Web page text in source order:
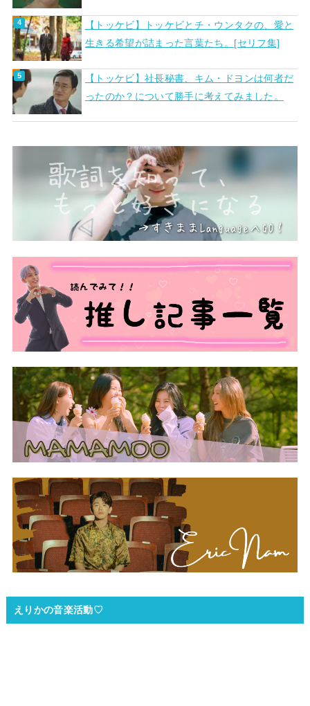
【トッケビ】トッケビとチ・ウンタクの、愛と
生きる希望が詰まった言葉たち。[セリフ集]
【トッケビ】社長秘書、キム・ドヨンは何者だ
ったのか？について勝手に考えてみました。
えりかの音楽活動♡